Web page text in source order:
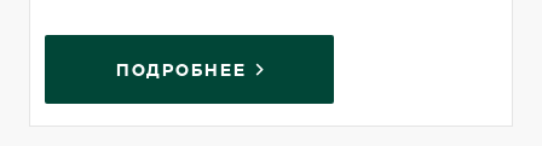
ПОДРОБНЕЕ